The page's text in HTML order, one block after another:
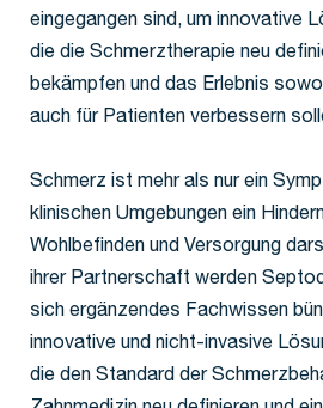
eingegangen sind, um innovative
die die Schmerztherapie neu
bekämpfen und das Erlebnis
auch für Patienten verbessern
Schmerz ist mehr als nur ein
klinischen Umgebungen ein
Wohlbefinden und Versorgung
ihrer Partnerschaft werden
sich ergänzendes Fachwissen
innovative und nicht-invasive
die den Standard der